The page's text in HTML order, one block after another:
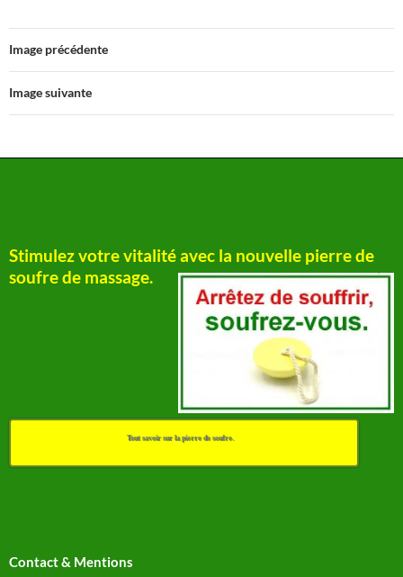
Image précédente
Image suivante
Stimulez votre vitalité avec la nouvelle pierre de
soufre de massage.
Tout savoir sur la pierre de soufre.
Contact & Mentions